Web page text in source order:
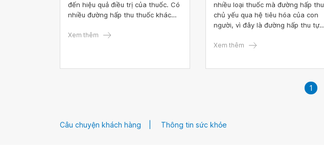
đến hiệu quả điều trị của thuốc. Có
nhiều đường hấp thu thuốc khác
thuốc đều có ưu và nhược điểm
Xem thêm
nhiều loại thuốc mà đường hấp thu
chủ yếu qua hệ tiêu hóa của con
người, vì đây là đường hấp thu tự
nhiên, hấp thu thuốc qua đường
Xem thêm
1
Câu chuyện khách hàng Thông tin sức khỏe